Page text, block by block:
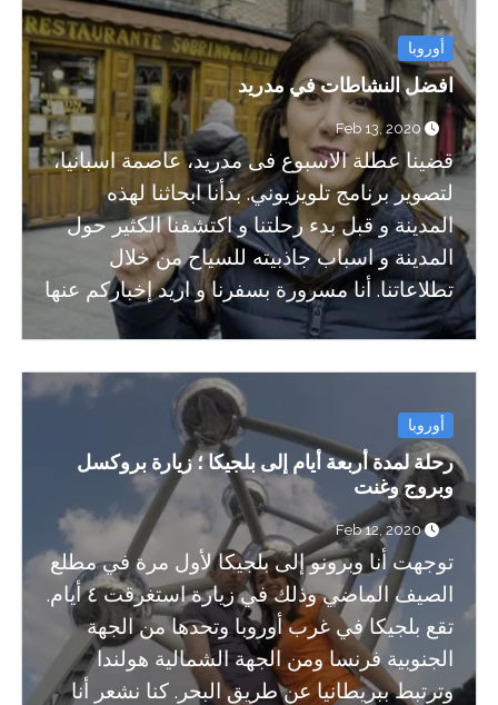
أوروبا
افضل النشاطات في مدرید
Feb 13, 2020
قضینا عطلة الاسبوع فی مدرید، عاصمة اسبانیا،
لتصویر برنامج تلویزیوني. بدأنا ابحاثنا لهذه
المدینة و قبل بدء رحلتنا و اکتشفنا الکثیر حول
المدینة و اسباب جاذبیته للسیاح من خلال
تطلاعاتنا. أنا مسرورة بسفرنا و ارید إخبارکم عنها
أوروبا
رحلة لمدة أربعة أيام إلى بلجيكا ؛ زيارة بروكسل
وبروج وغنت
Feb 12, 2020
توجهت أنا وبرونو إلى بلجيكا لأول مرة في مطلع
الصيف الماضي وذلك في زيارة استغرقت ٤ أيام.
تقع بلجيكا في غرب أوروبا وتحدها من الجهة
الجنوبية فرنسا ومن الجهة الشمالية هولندا
وترتبط ببريطانيا عن طريق البحر. كنا نشعر أنا